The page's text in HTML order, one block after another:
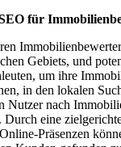
für
Gebiets, und
um ihre
in den lokalen
Nutzer nach
Durch eine
Präsenzen